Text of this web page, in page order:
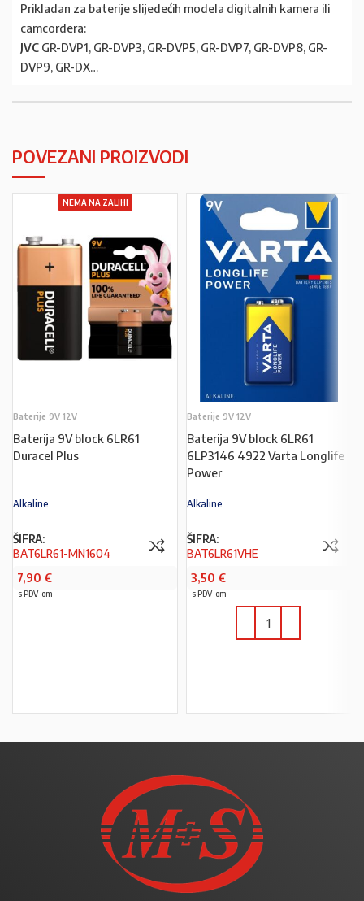
Prikladan za baterije slijedećih modela digitalnih kamera ili
camcordera:
JVC GR-DVP1, GR-DVP3, GR-DVP5, GR-DVP7, GR-DVP8, GR-
DVP9, GR-DX…
POVEZANI PROIZVODI
NEMA NA ZALIHI
Baterije 9V 12V
Baterija 9V block 6LR61
Duracel Plus
Alkaline
ŠIFRA:
BAT6LR61-MN1604
7,90 €
s PDV-om
Baterije 9V 12V
Baterija 9V block 6LR61
6LP3146 4922 Varta Longlife
Power
Alkaline
ŠIFRA:
BAT6LR61VHE
3,50 €
s PDV-om